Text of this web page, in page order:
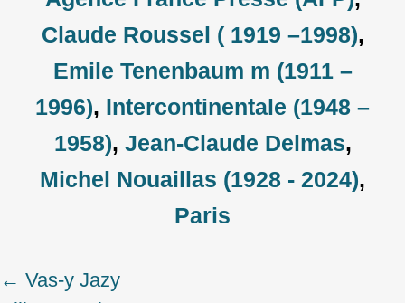
Claude Roussel ( 1919 –1998),
Emile Tenenbaum m (1911 –
1996), Intercontinentale (1948 –
1958), Jean-Claude Delmas,
Michel Nouaillas (1928 - 2024),
Paris
Post
← Vas-y Jazy